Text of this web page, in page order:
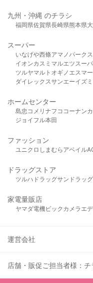
九州・沖縄 のチラシ
福岡県佐賀県長崎県熊本県
スーパー
いなげや西條アマノパークス
イオンカスミ マルエツスー
ツルヤマルト オギノ エスマ
ダイレックスサンエーイズ
ホームセンター
島忠 コメリ ナフコ コーナン
ジョイフル本田
ファッション
ユニクロ しまむら アベイル
ドラッグストア
ツルハドラッグサンドラッグ
家電量販店
ヤマダ電機ビックカメラ エ
運営会社
店舗・販促ご担当者様：